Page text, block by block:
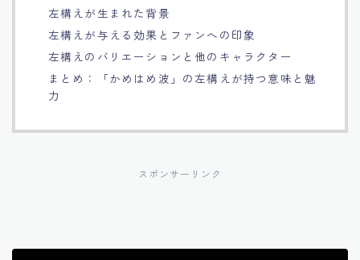
Bahasa Indonesia
Português
左構えが生まれた背景
左構えが与える効果とファンへの印象
左構えのバリエーションと他のキャラクター
まとめ：「かめはめ波」の左構えが持つ意味と魅
力
スポンサーリンク